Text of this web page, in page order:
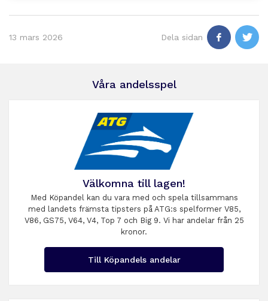
Dela sidan
13 mars 2026
Våra andelsspel
Välkomna till lagen!
Med Köpandel kan du vara med och spela tillsammans
med landets främsta tipsters på ATG:s spelformer V85,
V86, GS75, V64, V4, Top 7 och Big 9. Vi har andelar från 25
kronor.
Till Köpandels andelar